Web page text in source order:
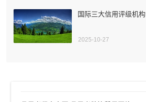
国际三大信用评级机构
2025-10-27